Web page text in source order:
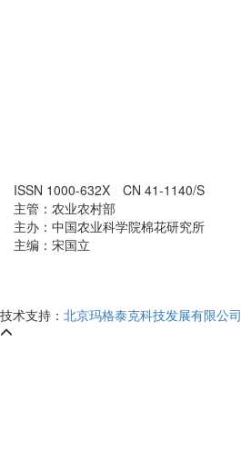
ISSN 1000-632X CN 41-1140/S
主管：农业农村部
主办：中国农业科学院棉花研究所
主编：宋国立
技术支持： 北京玛格泰克科技发展有限公司